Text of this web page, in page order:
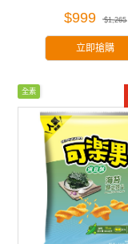
$999 $1,265
立即搶購
全素